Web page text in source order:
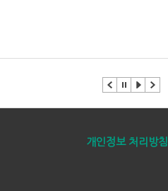
개인정보 처리방침